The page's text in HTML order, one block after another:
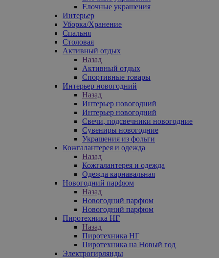
Елочные украшения
Интерьер
Уборка/Хранение
Спальня
Столовая
Активный отдых
Назад
Активный отдых
Спортивные товары
Интерьер новогодний
Назад
Интерьер новогодний
Интерьер новогодний
Свечи, подсвечники новогодние
Сувениры новогодние
Украшения из фольги
Кожгалантерея и одежда
Назад
Кожгалантерея и одежда
Одежда карнавальная
Новогодний парфюм
Назад
Новогодний парфюм
Новогодний парфюм
Пиротехника НГ
Назад
Пиротехника НГ
Пиротехника на Новый год
Электрогирлянды